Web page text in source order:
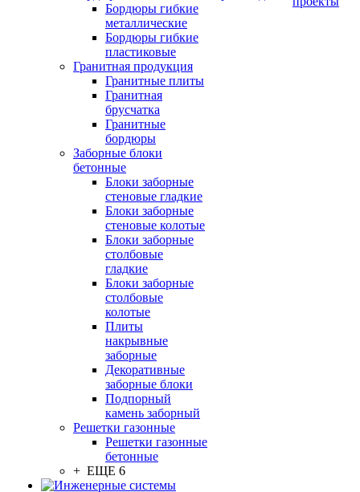
Бордюры гибкие
металлические
Бордюры гибкие
пластиковые
Гранитная продукция
Гранитные плиты
Гранитная
брусчатка
Гранитные
бордюры
Заборные блоки
бетонные
Блоки заборные
стеновые гладкие
Блоки заборные
стеновые колотые
Блоки заборные
столбовые
гладкие
Блоки заборные
столбовые
колотые
Плиты
накрывные
заборные
Декоративные
заборные блоки
Подпорный
камень заборный
Решетки газонные
Решетки газонные
бетонные
+ ЕЩЕ 6